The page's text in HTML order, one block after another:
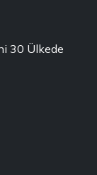
30 Ülkede